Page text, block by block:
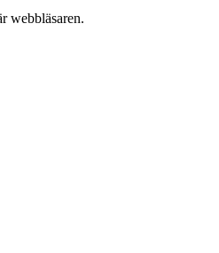
webbläsaren.